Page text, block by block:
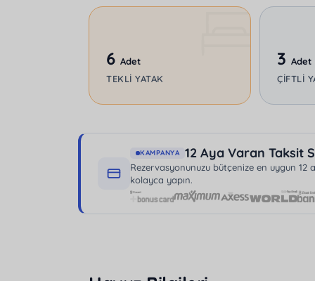
tüm hizmetlere kısa sürede ulaşabilirsiniz.
6 Adet
TEKLI YATAK
3Adet
ÇIFTLI
KAMPANYA 12 Aya Varan Taksit
Rezervasyonunuzu bütçenize en uygun
kolayca yapın.